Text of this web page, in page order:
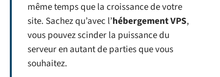
même temps que la croissance de votre
site. Sachez qu’avec l’hébergement VPS,
vous pouvez scinder la puissance du
serveur en autant de parties que vous
souhaitez.